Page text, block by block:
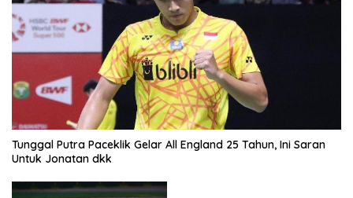
Tunggal Putra Paceklik Gelar All England 25 Tahun, Ini Saran
Untuk Jonatan dkk